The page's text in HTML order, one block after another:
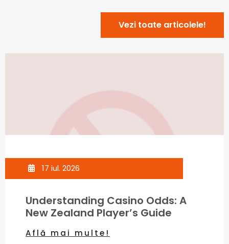
Vezi toate articolele!
17 iul. 2026
Understanding Casino Odds: A
New Zealand Player’s Guide
Află mai multe!